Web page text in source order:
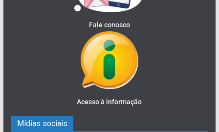
Fale conosco
Acesso à informação
Mídias sociais